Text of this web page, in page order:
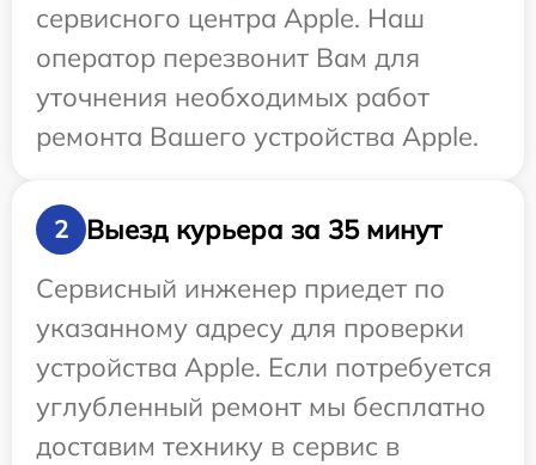
сервисного центра Apple. Наш
оператор перезвонит Вам для
уточнения необходимых работ
ремонта Вашего устройства Apple.
2
Выезд курьера за 35 минут
Сервисный инженер приедет по
указанному адресу для проверки
устройства Apple. Если потребуется
углубленный ремонт мы бесплатно
доставим технику в сервис в